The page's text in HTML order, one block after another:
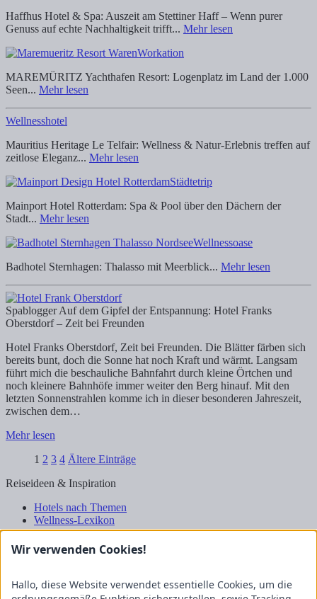
Haffhus Hotel & Spa: Auszeit am Stettiner Haff – Wenn purer
Genuss auf echte Nachhaltigkeit trifft... Mehr lesen
Workation
MAREMÜRITZ Yachthafen Resort: Logenplatz im Land der 1.000
Seen... Mehr lesen
Wellnesshotel
Mauritius Heritage Le Telfair: Wellness & Natur-Erlebnis treffen auf
zeitlose Eleganz... Mehr lesen
Städtetrip
Mainport Hotel Rotterdam: Spa & Pool über den Dächern der
Stadt... Mehr lesen
Wellnessoase
Badhotel Sternhagen: Thalasso mit Meerblick... Mehr lesen
Spablogger Auf dem Gipfel der Entspannung: Hotel Franks
Oberstdorf – Zeit bei Freunden
Hotel Franks Oberstdorf, Zeit bei Freunden. Die Blätter färben sich
bereits bunt, doch die Sonne hat noch Kraft und wärmt. Langsam
führt mich die beschauliche Bahnfahrt durch kleine Örtchen und
noch kleinere Bahnhöfe immer weiter den Berg hinauf. Mit den
letzten Sonnenstrahlen komme ich in dieser besonderen Jahreszeit,
zwischen dem…
Mehr lesen
1 2 3 4 Ältere Einträge
Reiseideen & Inspiration
Hotels nach Themen
Wellness-Lexikon
Business-Lexikon
Urlaubsregionen in Deutschland
Kooperation & Zusammenarbeit
Wir verwenden Cookies!
Hallo, diese Website verwendet essentielle Cookies, um die